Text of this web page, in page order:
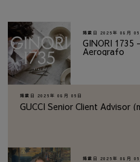
掲載日 2026年 08月 06
GINORI
Aerografo
掲載日 2026年 08月 06日
GUCCI Senior Client Advisor
掲載日 2026年 08月 06